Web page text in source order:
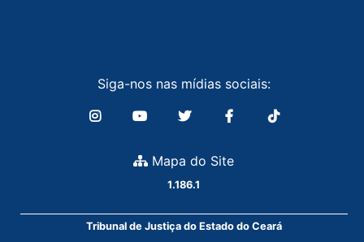
Siga-nos nas mídias sociais:
Mapa do Site
1.186.1
Tribunal de Justiça do Estado do Ceará